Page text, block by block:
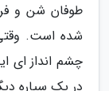
طوفان شن و
شده است.
چشم انداز ای
در یک سیاره